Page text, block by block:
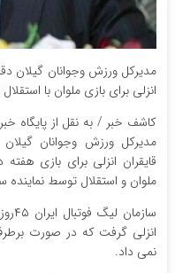
مدیرکل ورزش وجوانان گیلان
انزلی برای بازی ملوان با
کاشف خبر / به نقل از پایگاه
مدیرکل ورزش وجوانان
قایقران انزلی برای بازی
ملوان و استقلال توسط نماینده
انزلی گرفت که در صورت
نمی داد.